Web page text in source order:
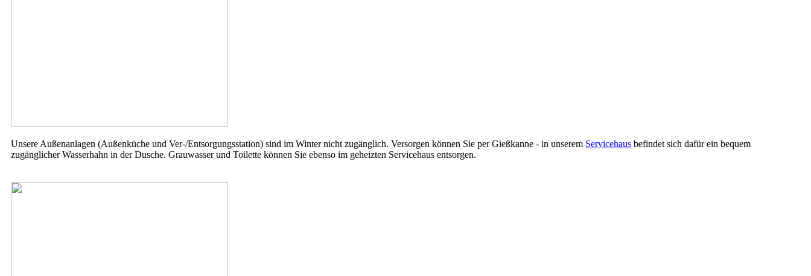
Unsere Außenanlagen (Außenküche und Ver-/Entsorgungsstation) sind im Winter nicht zugänglich. Versorgen können Sie per Gießkanne - in unserem Servicehaus befindet sich dafür ein bequem
zugänglicher Wasserhahn in der Dusche. Grauwasser und Toilette können Sie ebenso im geheizten Servicehaus entsorgen.